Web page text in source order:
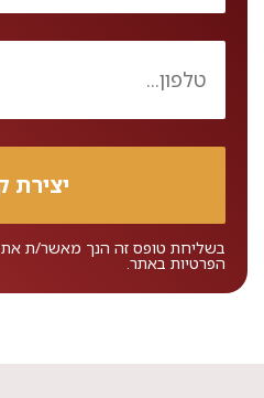
בשליחת טופס זה הנך מאשר/ת את
הפרטיות באתר.